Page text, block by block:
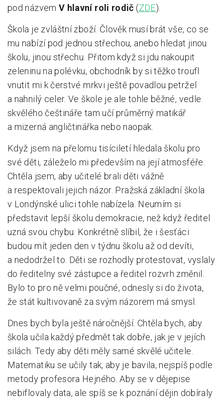
pod názvem V hlavní roli rodič (ZDE).
Škola je zvláštní zboží. Člověk musí brát vše, co se
mu nabízí pod jednou střechou, anebo hledat jinou
školu, jinou střechu. Přitom když si jdu nakoupit
zeleninu na polévku, obchodník by si těžko troufl
vnutit mi k čerstvé mrkvi ještě povadlou petržel
a nahnilý celer. Ve škole je ale tohle běžné, vedle
skvělého češtináře tam učí průměrný matikář
a mizerná angličtinářka nebo naopak.
Když jsem na přelomu tisíciletí hledala školu pro
své děti, záleželo mi především na její atmosféře.
Chtěla jsem, aby učitelé brali děti vážně
a respektovali jejich názor. Pražská základní škola
v Londýnské ulici tohle nabízela. Neumím si
představit lepší školu demokracie, než když ředitel
uzná svou chybu. Konkrétně slíbil, že i šesťáci
budou mít jeden den v týdnu školu až od devíti,
a nedodržel to. Děti se rozhodly protestovat, vyslaly
do ředitelny své zástupce a ředitel rozvrh změnil.
Bylo to pro ně velmi poučné, odnesly si do života,
že stát kultivovaně za svým názorem má smysl.
Dnes bych byla ještě náročnější. Chtěla bych, aby
škola učila každý předmět tak dobře, jak je v jejích
silách. Tedy aby děti měly samé skvělé učitele.
Matematiku se učily tak, aby je bavila, nejspíš podle
metody profesora Hejného. Aby se v dějepise
nebiflovaly data, ale spíš se k poznání dějin dobíraly